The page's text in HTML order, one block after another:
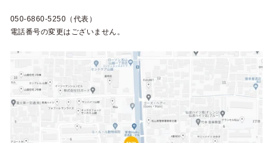
050-6860-5250（代表）
電話番号の変更はございません。